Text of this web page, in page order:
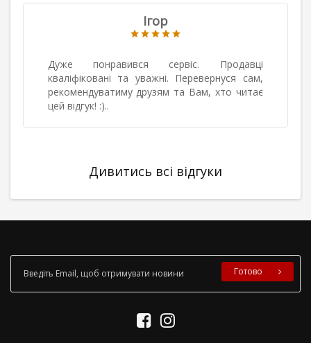
сервіс. Продавці
та уважні. Перевернуся сам,
друзям та Вам, хто читає
Купивши в
байк. Сплативши
Здобувши новою
Дивитись всі відгуки
Готово